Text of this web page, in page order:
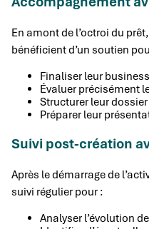
En amont de l’octroi du
bénéficient d’un soutien
Finaliser leur
Évaluer précisément
Structurer leur
Préparer leur
Suivi post-création
Après le démarrage de
suivi régulier pour :
Analyser l’évolution